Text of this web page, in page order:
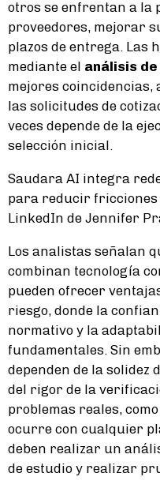
otros se enfrentan a
proveedores, mejorar
plazos de entrega. Las
mediante el análisis
mejores
las solicitudes de
veces depende de la
selección inicial.
Saudara AI integra
para reducir fricciones
LinkedIn de Jennifer
Los analistas señalan
combinan tecnología
pueden ofrecer
riesgo, donde la
normativo y la
fundamentales. Sin
dependen de la solidez
del rigor de la
problemas reales,
ocurre con cualquier
deben realizar un
de estudio y realizar